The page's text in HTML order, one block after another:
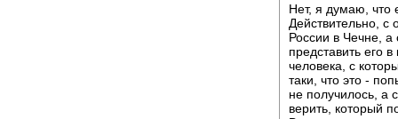
Нет, я думаю, что
Действительно, с
России в Чечне, а
представить его
человека, с
таки, что это -
не получилось, а
верить, который